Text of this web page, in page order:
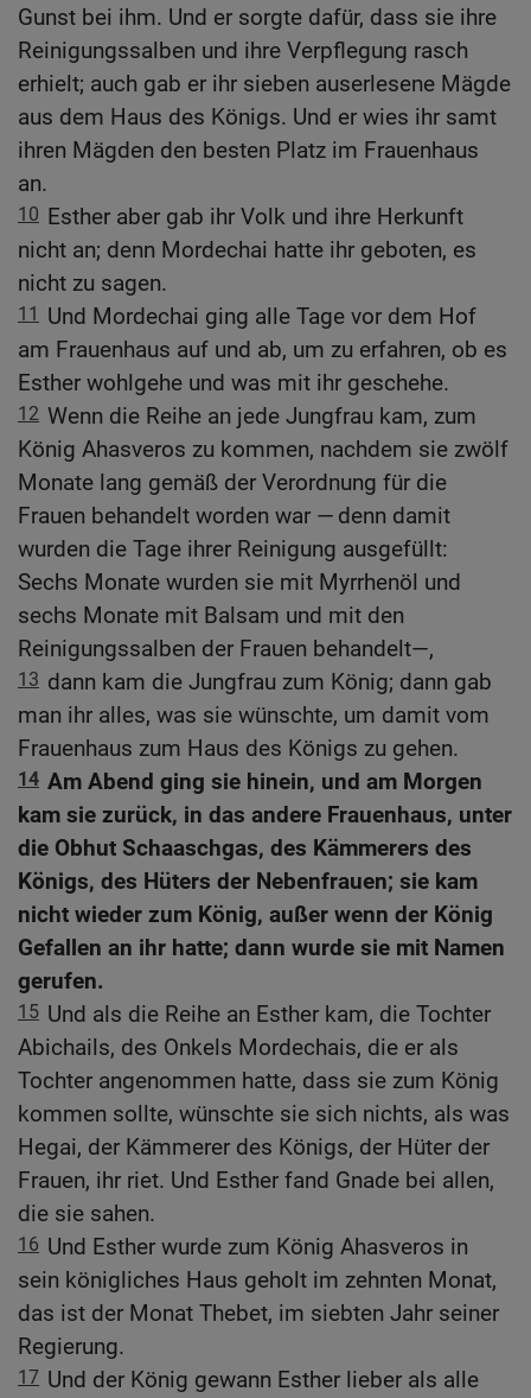
Gunst bei ihm. Und er sorgte dafür, dass sie ihre
Reinigungssalben und ihre Verpflegung rasch
erhielt; auch gab er ihr sieben auserlesene Mägde
aus dem Haus des Königs. Und er wies ihr samt
ihren Mägden den besten Platz im Frauenhaus
an.
10 Esther aber gab ihr Volk und ihre Herkunft
nicht an; denn Mordechai hatte ihr geboten, es
nicht zu sagen.
11
Und Mordechai ging alle Tage vor dem Hof
am Frauenhaus auf und ab, um zu erfahren, ob es
Esther wohlgehe und was mit ihr geschehe.
12 Wenn die Reihe an jede Jungfrau kam, zum
König Ahasveros zu kommen, nachdem sie zwölf
Monate lang gemäß der Verordnung für die
Frauen behandelt worden war — denn damit
wurden die Tage ihrer Reinigung ausgefüllt:
Sechs Monate wurden sie mit Myrrhenöl und
sechs Monate mit Balsam und mit den
Reinigungssalben der Frauen behandelt—,
13 dann kam die Jungfrau zum König; dann gab
man ihr alles, was sie wünschte, um damit vom
Frauenhaus zum Haus des Königs zu gehen.
14 Am Abend ging sie hinein, und am Morgen
kam sie zurück, in das andere Frauenhaus, unter
die Obhut Schaaschgas, des Kämmerers des
Königs, des Hüters der Nebenfrauen; sie kam
nicht wieder zum König, außer wenn der König
Gefallen an ihr hatte; dann wurde sie mit Namen
gerufen.
15 Und als die Reihe an Esther kam, die Tochter
Abichails, des Onkels Mordechais, die er als
Tochter angenommen hatte, dass sie zum König
kommen sollte, wünschte sie sich nichts, als was
Hegai, der Kämmerer des Königs, der Hüter der
Frauen, ihr riet. Und Esther fand Gnade bei allen,
die sie sahen.
16 Und Esther wurde zum König Ahasveros in
sein königliches Haus geholt im zehnten Monat,
das ist der Monat Thebet, im siebten Jahr seiner
Regierung.
17 Und der König gewann Esther lieber als alle